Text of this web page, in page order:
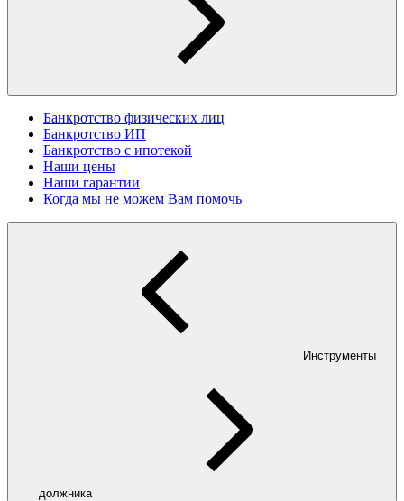
Банкротство физических лиц
Банкротство ИП
Банкротство с ипотекой
Наши цены
Наши гарантии
Когда мы не можем Вам помочь
Инструменты
должника